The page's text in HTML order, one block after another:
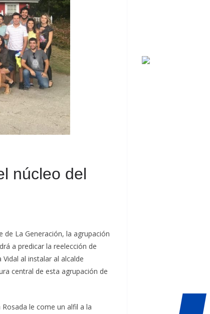
núcleo del
La Generación, la agrupación
a predicar la reelección de
al instalar al alcalde
central de esta agrupación de
le come un alfil a la